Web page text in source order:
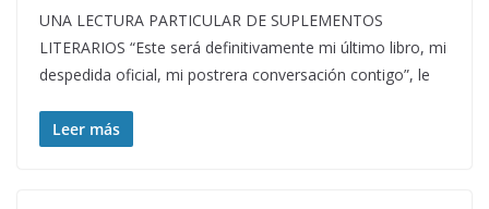
UNA LECTURA PARTICULAR DE SUPLEMENTOS
LITERARIOS “Este será definitivamente mi último libro, mi
despedida oficial, mi postrera conversación contigo”, le
Leer más